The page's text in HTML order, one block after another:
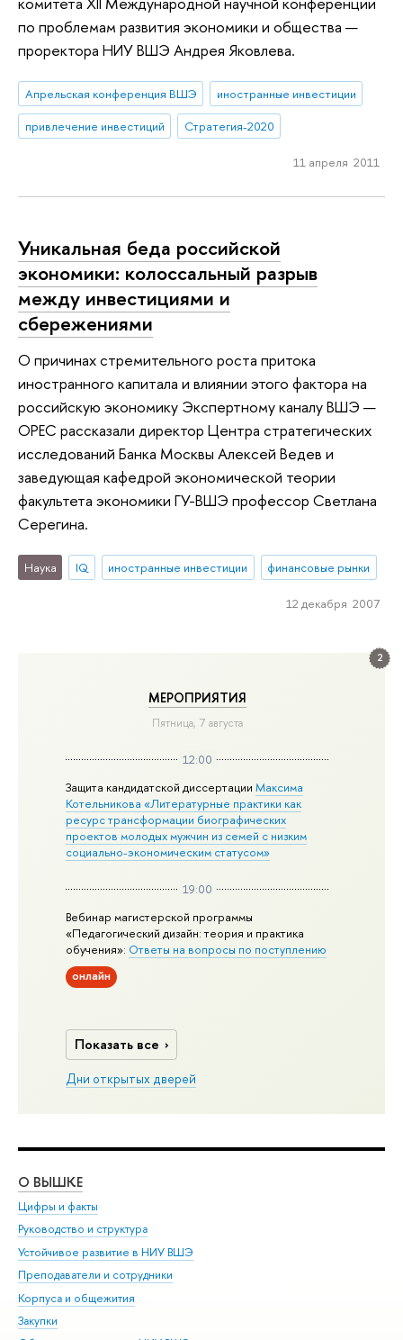
2
МЕРОПРИЯТИЯ
Пятница, 7 августа
12:00
Защита кандидатской диссертацииМаксима
Котельникова «Литературные практики как
ресурс трансформации биографических
проектов молодых мужчин из семей с низким
социально-экономическим статусом»
19:00
Вебинар магистерской программы
«Педагогический дизайн: теория и практика
обучения»: Ответы на вопросы по поступлению
онлайн
Показать все
Дни открытых дверей
по проблемам развития экономики и общества —
проректора НИУ ВШЭ Андрея Яковлева.
Апрельская конференция ВШЭ
иностранные инвестиции
привлечение инвестиций
Стратегия-2020
11 апреля 2011
Уникальная беда российской
экономики: колоссальный разрыв
между инвестициями и
сбережениями
О причинах стремительного роста притока
иностранного капитала и влиянии этого фактора на
российскую экономику Экспертному каналу ВШЭ —
OPEC рассказали директор Центра стратегических
исследований Банка Москвы Алексей Ведев и
заведующая кафедрой экономической теории
факультета экономики ГУ-ВШЭ профессор Светлана
Серегина.
Наука IQ иностранные инвестиции финансовые рынки
12 декабря 2007
О ВЫШКЕ
Цифры и факты
Руководство и структура
Устойчивое развитие в НИУ ВШЭ
Преподаватели и сотрудники
Корпуса и общежития
Закупки